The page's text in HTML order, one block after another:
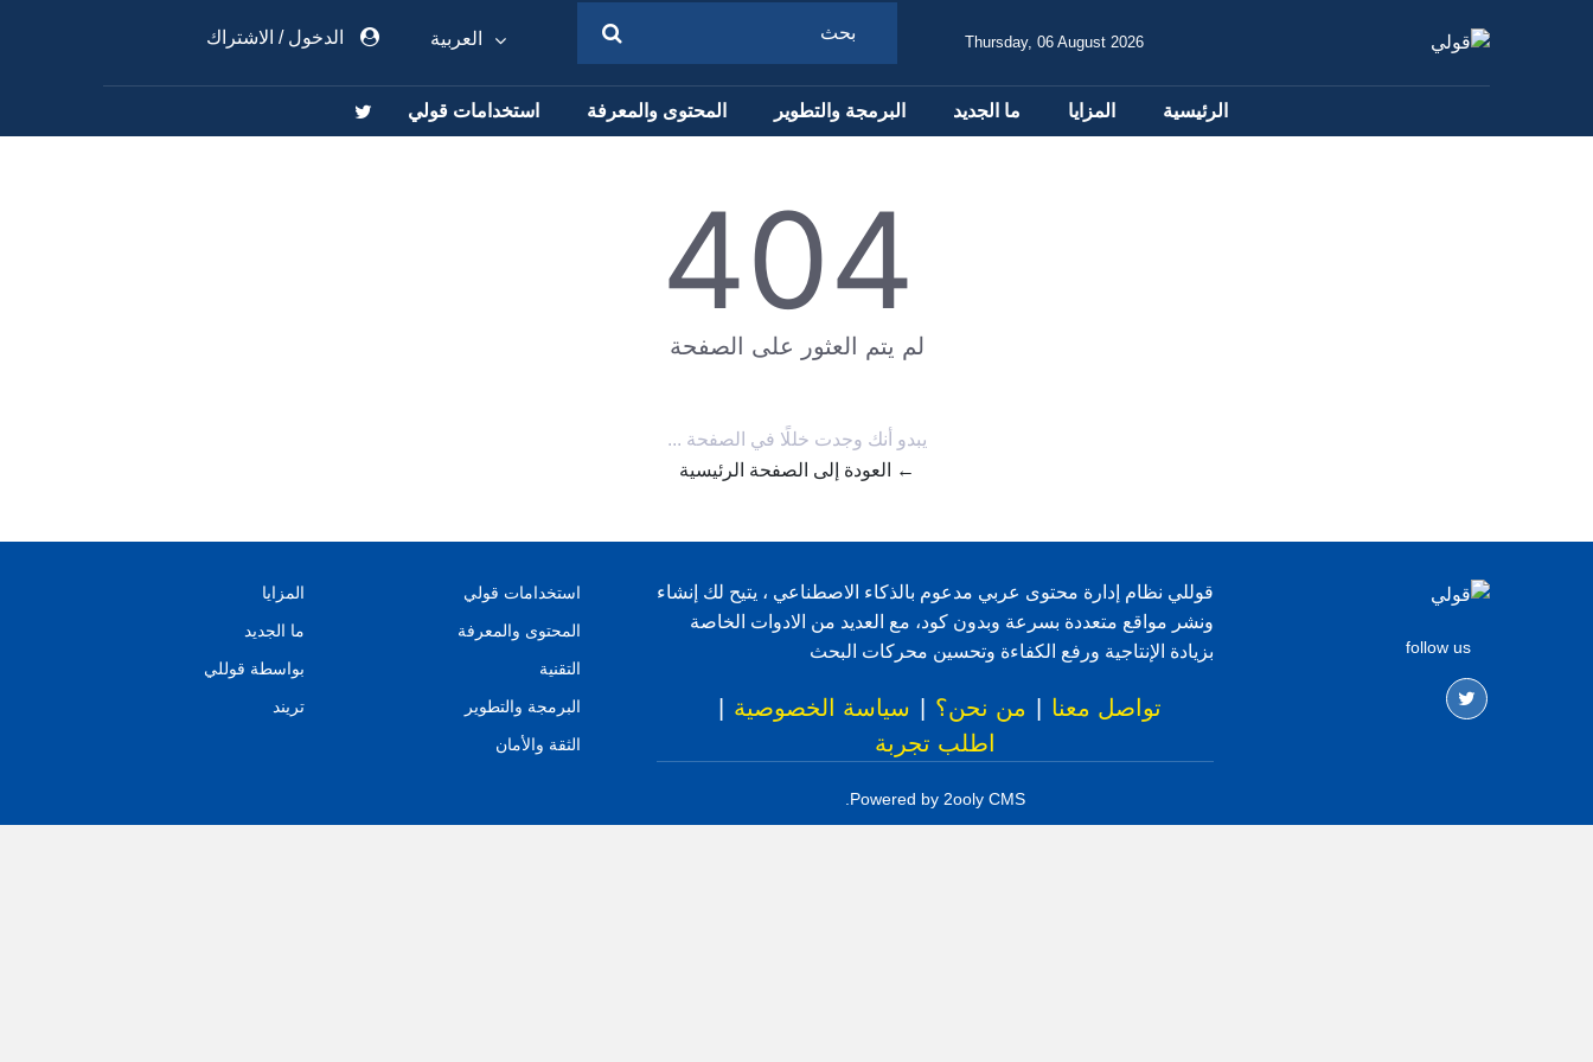
Thursday, 06 August 2026 العربية الدخول / الاشتراك
الرئيسية المزايا ما الجديد البرمجة والتطوير المحتوى والمعرفة استخدامات قولي
404
لم يتم العثور على الصفحة
يبدو أنك وجدت خللًا في الصفحة ...
← العودة إلى الصفحة الرئيسية
follow us
قوللي نظام إدارة محتوى عربي مدعوم بالذكاء الاصطناعي ، يتيح لك إنشاء
ونشر مواقع متعددة بسرعة وبدون كود، مع العديد من الادوات الخاصة
بزيادة الإنتاجية ورفع الكفاءة وتحسين محركات البحث
تواصل معنا من نحن؟ سياسة الخصوصية
اطلب تجربة
Powered by 2ooly CMS.
استخدامات قولي
المحتوى والمعرفة
التقنية
البرمجة والتطوير
الثقة والأمان
المزايا
ما الجديد
بواسطة قوللي
تريند